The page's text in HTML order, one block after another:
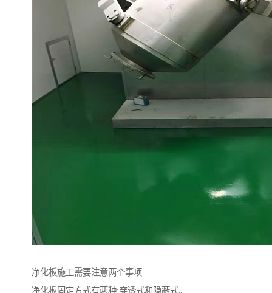
净化板施工需要注意两个事项
净化板固定方式有两种:穿透式和隐蔽式。